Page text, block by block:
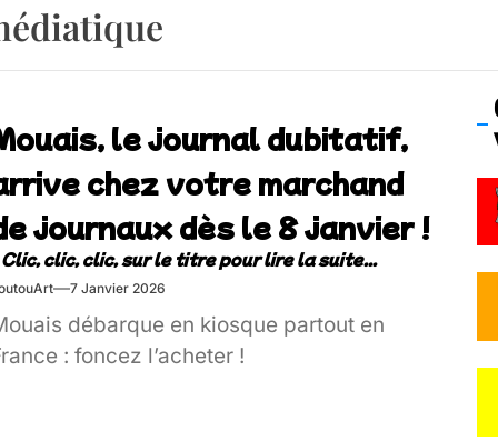
le journal dubitatif,
chez votre marchand
journaux dès le 8 janvier !
7 Janvier 2026
débarque en kiosque partout en
: foncez l’acheter !